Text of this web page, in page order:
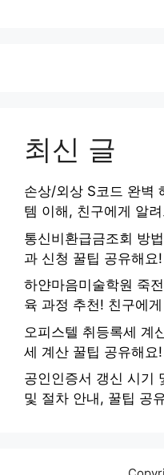
최신 글
손상/외상 S코드 완벽
템 이해, 친구에게 알
통신비환급금조회 방
과 신청 꿀팁 공유해요!
하얀마음미술학원 죽
육 과정 추천! 친구에
오피스텔 취등록세 계
세 계산 꿀팁 공유해요!
공인인증서 갱신 시기
및 절차 안내, 꿀팁 공